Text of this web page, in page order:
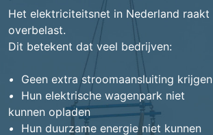
Het elektriciteitsnet in Nederland raakt
overbelast.
Dit betekent dat veel bedrijven:
• Geen extra stroomaansluiting krijgen
• Hun elektrische wagenpark niet
kunnen opladen
• Hun duurzame energie niet kunnen